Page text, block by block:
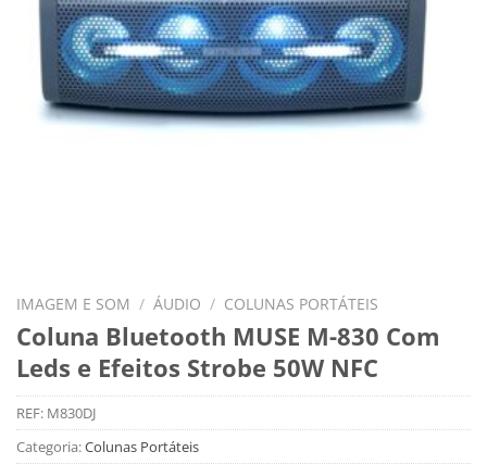
IMAGEM E SOM / ÁUDIO / COLUNAS PORTÁTEIS
Coluna Bluetooth MUSE M-830 Com
Leds e Efeitos Strobe 50W NFC
REF: M830DJ
Categoria:Colunas Portáteis